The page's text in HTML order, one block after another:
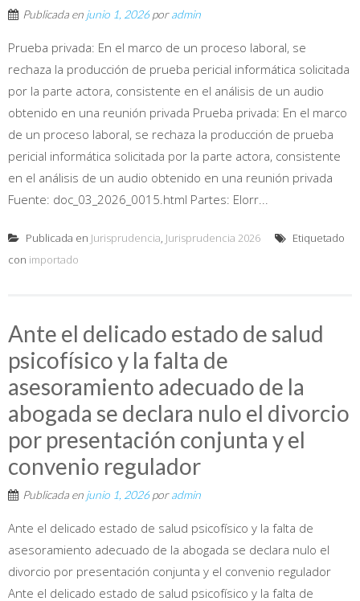
Publicada en junio 1, 2026poradmin
Prueba privada: En el marco de un proceso laboral, se
rechaza la producción de prueba pericial informática solicitada
por la parte actora, consistente en el análisis de un audio
obtenido en una reunión privada Prueba privada: En el marco
de un proceso laboral, se rechaza la producción de prueba
pericial informática solicitada por la parte actora, consistente
en el análisis de un audio obtenido en una reunión privada
Fuente: doc_03_2026_0015.html Partes: Elorr...
Publicada en Jurisprudencia, Jurisprudencia 2026
Etiquetado
con importado
Ante el delicado estado de salud
psicofísico y la falta de
asesoramiento adecuado de la
abogada se declara nulo el divorcio
por presentación conjunta y el
convenio regulador
Publicada en junio 1, 2026poradmin
Ante el delicado estado de salud psicofísico y la falta de
asesoramiento adecuado de la abogada se declara nulo el
divorcio por presentación conjunta y el convenio regulador
Ante el delicado estado de salud psicofísico y la falta de